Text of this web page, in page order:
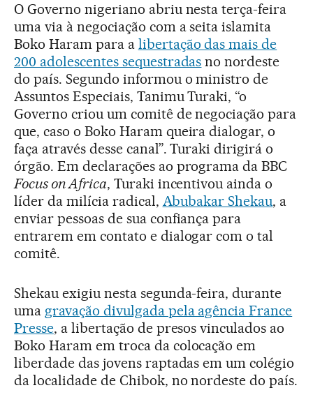
O Governo nigeriano abriu nesta terça-feira
uma via à negociação com a seita islamita
Boko Haram para a libertação das mais de
200 adolescentes sequestradas no nordeste
do país. Segundo informou o ministro de
Assuntos Especiais, Tanimu Turaki, “o
Governo criou um comitê de negociação para
que, caso o Boko Haram queira dialogar, o
faça através desse canal”. Turaki dirigirá o
órgão. Em declarações ao programa da BBC
Focus on Africa, Turaki incentivou ainda o
líder da milícia radical, Abubakar Shekau, a
enviar pessoas de sua confiança para
entrarem em contato e dialogar com o tal
comitê.
Shekau exigiu nesta segunda-feira, durante
uma gravação divulgada pela agência France
Presse, a libertação de presos vinculados ao
Boko Haram em troca da colocação em
liberdade das jovens raptadas em um colégio
da localidade de Chibok, no nordeste do país.